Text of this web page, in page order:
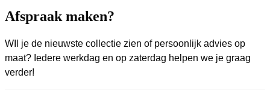
Afspraak maken?
WIl je de nieuwste collectie zien of persoonlijk advies op
maat? Iedere werkdag en op zaterdag helpen we je graag
verder!